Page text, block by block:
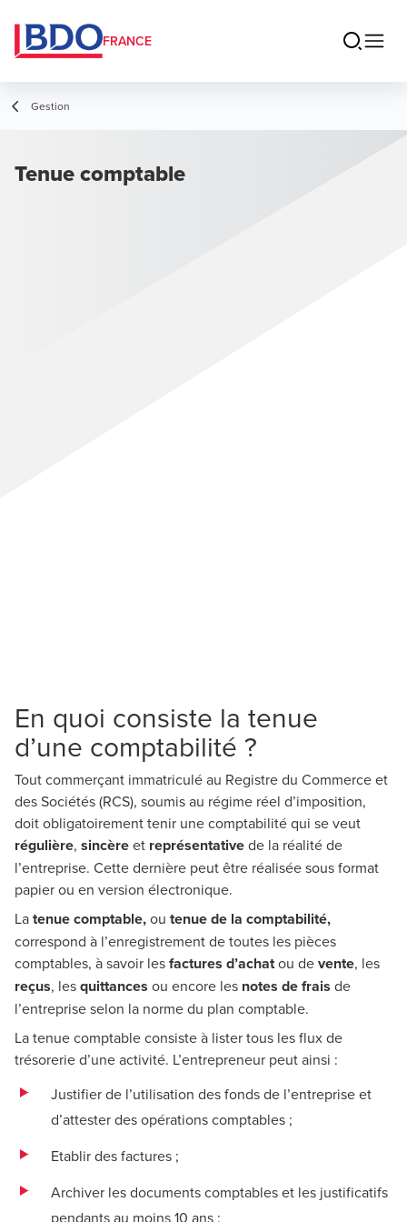
FRANCE
Gestion
Tenue comptable
En quoi consiste la tenue
d’une comptabilité ?
Tout commerçant immatriculé au Registre du Commerce et
des Sociétés (RCS), soumis au régime réel d’imposition,
doit obligatoirement tenir une comptabilité qui se veut
régulière, sincèreet représentativede la réalité de
l’entreprise. Cette dernière peut être réalisée sous format
papier ou en version électronique.
Latenue comptable,ou tenue de la comptabilité,
correspond à l’enregistrement de toutes les pièces
comptables, à savoir lesfactures d’achatou devente, les
reçus, lesquittances ou encore les notes de frais de
l’entreprise selon la norme du plan comptable.
La tenue comptable consiste à lister tous les flux de
trésorerie d’une activité. L’entrepreneur peut ainsi :
Justifier de l’utilisation des fonds de l’entreprise et
d’attester des opérations comptables ;
Etablir des factures ;
Archiver les documents comptables et les justificatifs
pendants au moins 10 ans ;